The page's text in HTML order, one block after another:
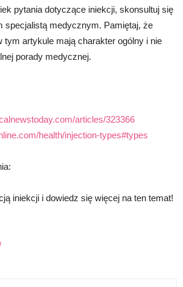
pytania dotyczące iniekcji, skonsultuj się
specjalistą medycznym. Pamiętaj, że
tym artykule mają charakter ogólny i nie
porady medycznej.
articles/323366
health/injection-types#types
iniekcji i dowiedz się więcej na ten temat!